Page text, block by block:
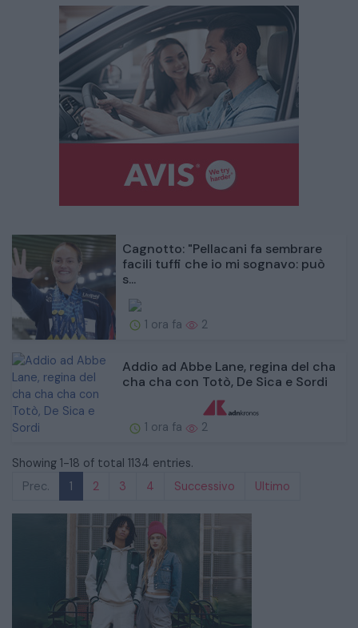
Cagnotto: "Pellacani fa sembrare
facili tuffi che io mi sognavo: può
s...
1 ora fa 2
Addio ad Abbe Lane, regina del cha
cha cha con Totò, De Sica e Sordi
1 ora fa 2
Showing 1-18 of total 1134 entries.
Prec.
1 2 3 4 Successivo Ultimo